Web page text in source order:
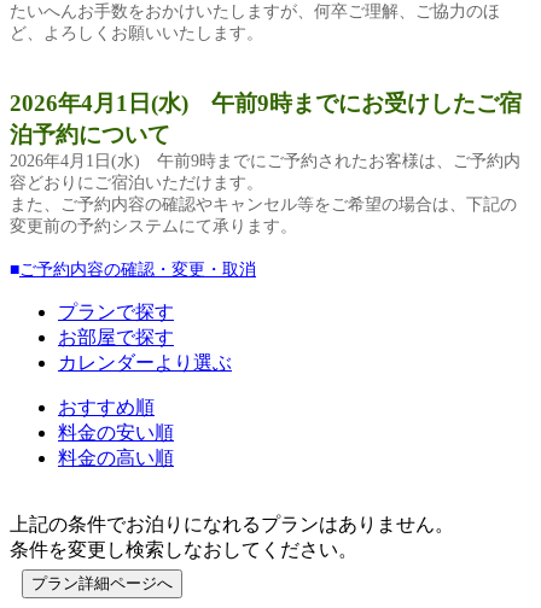
たいへんお手数をおかけいたしますが、何卒ご理解、ご協力のほ
ど、よろしくお願いいたします。
2026年4月1日(水) 午前9時までにお受けしたご宿
泊予約について
2026年4月1日(水) 午前9時までにご予約されたお客様は、ご予約内
容どおりにご宿泊いただけます。
また、ご予約内容の確認やキャンセル等をご希望の場合は、下記の
変更前の予約システムにて承ります。
■ご予約内容の確認・変更・取消
プランで探す
お部屋で探す
カレンダーより選ぶ
おすすめ順
料金の安い順
料金の高い順
上記の条件でお泊りになれるプランはありません。
条件を変更し検索しなおしてください。